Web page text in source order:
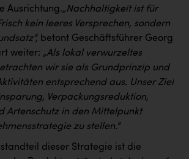
Ausrichtung.„Nachhaltigkeit ist für
kein leeres Versprechen, sondern
betont Geschäftsführer Georg
weiter: „Als lokal verwurzeltes
wir sie als Grundprinzip und
entsprechend aus. Unser Ziel
Verpackungsreduktion,
Artenschutz in den Mittelpunkt
zu stellen.“
dieser Strategie ist die